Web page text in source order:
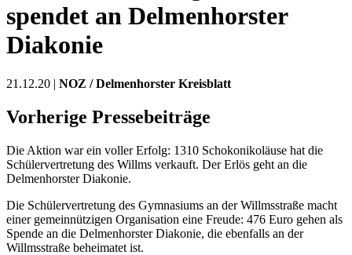
spendet an Delmenhorster
Diakonie
21.12.20 | NOZ / Delmenhorster Kreisblatt
Vorherige Pressebeiträge
Die Aktion war ein voller Erfolg: 1310 Schokonikoläuse hat die
Schülervertretung des Willms verkauft. Der Erlös geht an die
Delmenhorster Diakonie.
Die Schülervertretung des Gymnasiums an der Willmsstraße macht
einer gemeinnützigen Organisation eine Freude: 476 Euro gehen als
Spende an die Delmenhorster Diakonie, die ebenfalls an der
Willmsstraße beheimatet ist.